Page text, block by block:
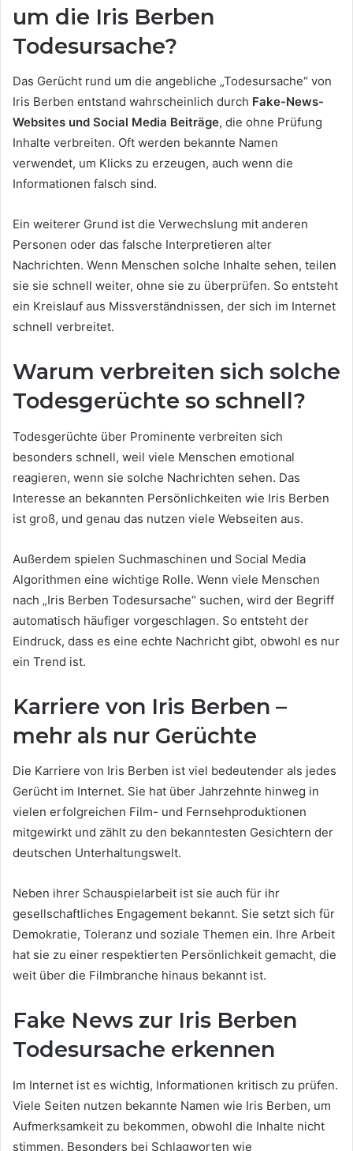
um die Iris Berben
Todesursache?
Das Gerücht rund um die angebliche „Todesursache“ von
Iris Berben entstand wahrscheinlich durch Fake-News-
Websites und Social Media Beiträge, die ohne Prüfung
Inhalte verbreiten. Oft werden bekannte Namen
verwendet, um Klicks zu erzeugen, auch wenn die
Informationen falsch sind.
Ein weiterer Grund ist die Verwechslung mit anderen
Personen oder das falsche Interpretieren alter
Nachrichten. Wenn Menschen solche Inhalte sehen, teilen
sie sie schnell weiter, ohne sie zu überprüfen. So entsteht
ein Kreislauf aus Missverständnissen, der sich im Internet
schnell verbreitet.
Warum verbreiten sich solche
Todesgerüchte so schnell?
Todesgerüchte über Prominente verbreiten sich
besonders schnell, weil viele Menschen emotional
reagieren, wenn sie solche Nachrichten sehen. Das
Interesse an bekannten Persönlichkeiten wie Iris Berben
ist groß, und genau das nutzen viele Webseiten aus.
Außerdem spielen Suchmaschinen und Social Media
Algorithmen eine wichtige Rolle. Wenn viele Menschen
nach „Iris Berben Todesursache“ suchen, wird der Begriff
automatisch häufiger vorgeschlagen. So entsteht der
Eindruck, dass es eine echte Nachricht gibt, obwohl es nur
ein Trend ist.
Karriere von Iris Berben –
mehr als nur Gerüchte
Die Karriere von Iris Berben ist viel bedeutender als jedes
Gerücht im Internet. Sie hat über Jahrzehnte hinweg in
vielen erfolgreichen Film- und Fernsehproduktionen
mitgewirkt und zählt zu den bekanntesten Gesichtern der
deutschen Unterhaltungswelt.
Neben ihrer Schauspielarbeit ist sie auch für ihr
gesellschaftliches Engagement bekannt. Sie setzt sich für
Demokratie, Toleranz und soziale Themen ein. Ihre Arbeit
hat sie zu einer respektierten Persönlichkeit gemacht, die
weit über die Filmbranche hinaus bekannt ist.
Fake News zur Iris Berben
Todesursache erkennen
Im Internet ist es wichtig, Informationen kritisch zu prüfen.
Viele Seiten nutzen bekannte Namen wie Iris Berben, um
Aufmerksamkeit zu bekommen, obwohl die Inhalte nicht
stimmen. Besonders bei Schlagworten wie